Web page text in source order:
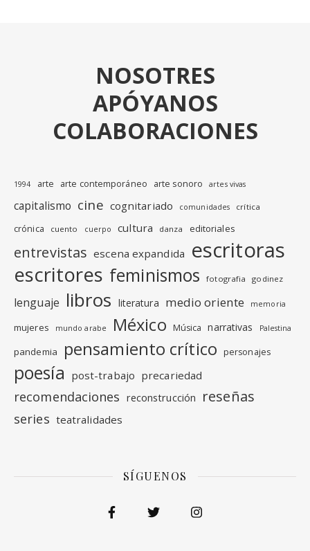
NOSOTRES
APÓYANOS
COLABORACIONES
1994 arte arte contemporáneo arte sonoro artes vivas
capitalismo cine cognitariado comunidades crítica
crónica cuento cuerpo cultura danza editoriales
entrevistas escena expandida escritoras
escritores feminismos fotografia godinez
lenguaje libros literatura medio oriente memoria
mujeres mundo arabe México Música narrativas Palestina
pandemia pensamiento crítico personajes
poesía post-trabajo precariedad
recomendaciones reconstrucción reseñas
series teatralidades
SÍGUENOS